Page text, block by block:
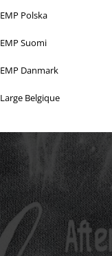
EMP Polska
EMP Suomi
EMP Danmark
Large Belgique